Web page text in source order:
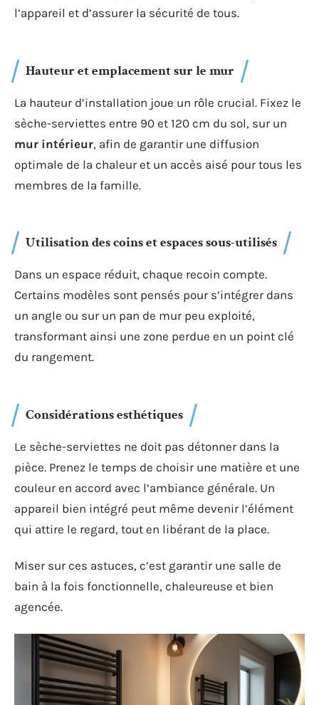
l’appareil et d’assurer la sécurité de tous.
Hauteur et emplacement sur le mur
La hauteur d’installation joue un rôle crucial. Fixez le
sèche-serviettes entre 90 et 120 cm du sol, sur un
mur intérieur, afin de garantir une diffusion
optimale de la chaleur et un accès aisé pour tous les
membres de la famille.
Utilisation des coins et espaces sous-utilisés
Dans un espace réduit, chaque recoin compte.
Certains modèles sont pensés pour s’intégrer dans
un angle ou sur un pan de mur peu exploité,
transformant ainsi une zone perdue en un point clé
du rangement.
Considérations esthétiques
Le sèche-serviettes ne doit pas détonner dans la
pièce. Prenez le temps de choisir une matière et une
couleur en accord avec l’ambiance générale. Un
appareil bien intégré peut même devenir l’élément
qui attire le regard, tout en libérant de la place.
Miser sur ces astuces, c’est garantir une salle de
bain à la fois fonctionnelle, chaleureuse et bien
agencée.